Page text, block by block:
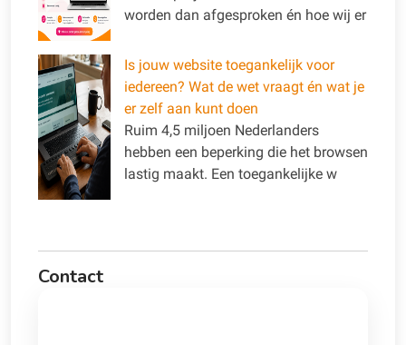
worden dan afgesproken én hoe wij er
Is jouw website toegankelijk voor
iedereen? Wat de wet vraagt én wat je
er zelf aan kunt doen
Ruim 4,5 miljoen Nederlanders
hebben een beperking die het browsen
lastig maakt. Een toegankelijke w
Contact